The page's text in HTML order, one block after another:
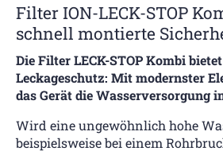
Filter ION-LECK-STOP
schnell montierte
Die Filter LECK-STOP Kombi
Leckageschutz: Mit modernster
das Gerät die Wasserversorgung
Wird eine ungewöhnlich hohe
beispielsweise bei einem